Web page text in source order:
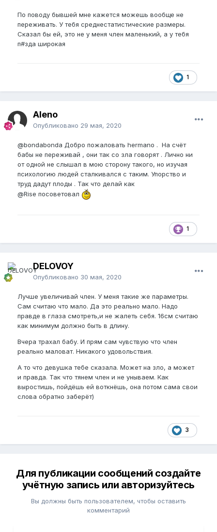
По поводу бывшей мне кажется можешь вообще не
переживать. У тебя среднестатистические размеры.
Сказал бы ей, это не у меня член маленький, а у тебя
п#зда широкая
1
Aleno
Опубликовано 29 мая, 2020
@bondabonda Добро пожаловать hermano . На счёт
бабы не переживай , они так со зла говорят . Лично ни
от одной не слышал в мою сторону такого, но изучая
психологию людей сталкивался с таким. Упорство и
труд дадут плоды . Так что делай как
@Rise посоветовал
1
DELOVOY
Опубликовано 30 мая, 2020
Лучше увеличивай член. У меня такие же параметры.
Сам считаю что мало. Да это реально мало. Надо
правде в глаза смотреть,и не жалеть себя. 16см считаю
как минимум должно быть в длину.
Вчера трахал бабу. И прям сам чувствую что член
реально маловат. Никакого удовольствия.
А то что девушка тебе сказала. Может на зло, а может
и правда. Так что тянем член и не унываем. Как
выростишь, пойдёшь ей воткнёшь, она потом сама свои
слова обратно заберёт)
3
Для публикации сообщений создайте
учётную запись или авторизуйтесь
Вы должны быть пользователем, чтобы оставить
комментарий